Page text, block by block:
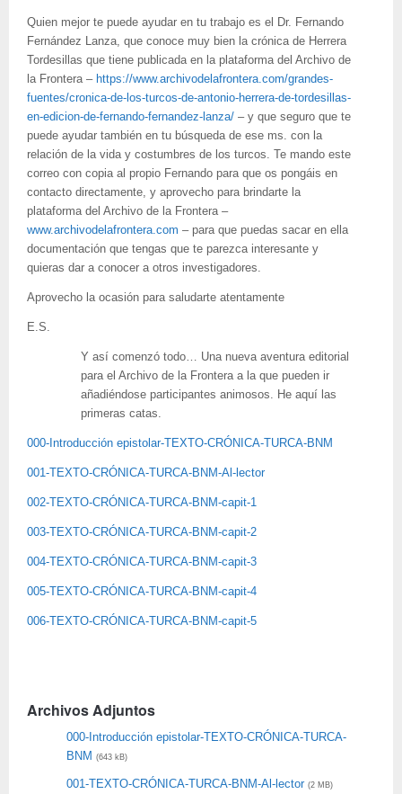
Quien mejor te puede ayudar en tu trabajo es el Dr. Fernando
Fernández Lanza, que conoce muy bien la crónica de Herrera
Tordesillas que tiene publicada en la plataforma del Archivo de
la Frontera – https://www.archivodelafrontera.com/grandes-
fuentes/cronica-de-los-turcos-de-antonio-herrera-de-tordesillas-
en-edicion-de-fernando-fernandez-lanza/ – y que seguro que te
puede ayudar también en tu búsqueda de ese ms. con la
relación de la vida y costumbres de los turcos. Te mando este
correo con copia al propio Fernando para que os pongáis en
contacto directamente, y aprovecho para brindarte la
plataforma del Archivo de la Frontera –
www.archivodelafrontera.com – para que puedas sacar en ella
documentación que tengas que te parezca interesante y
quieras dar a conocer a otros investigadores.
Aprovecho la ocasión para saludarte atentamente
E.S.
Y así comenzó todo… Una nueva aventura editorial
para el Archivo de la Frontera a la que pueden ir
añadiéndose participantes animosos. He aquí las
primeras catas.
000-Introducción epistolar-TEXTO-CRÓNICA-TURCA-BNM
001-TEXTO-CRÓNICA-TURCA-BNM-Al-lector
002-TEXTO-CRÓNICA-TURCA-BNM-capit-1
003-TEXTO-CRÓNICA-TURCA-BNM-capit-2
004-TEXTO-CRÓNICA-TURCA-BNM-capit-3
005-TEXTO-CRÓNICA-TURCA-BNM-capit-4
006-TEXTO-CRÓNICA-TURCA-BNM-capit-5
Archivos Adjuntos
000-Introducción epistolar-TEXTO-CRÓNICA-TURCA-
BNM (643 kB)
001-TEXTO-CRÓNICA-TURCA-BNM-Al-lector (2 MB)